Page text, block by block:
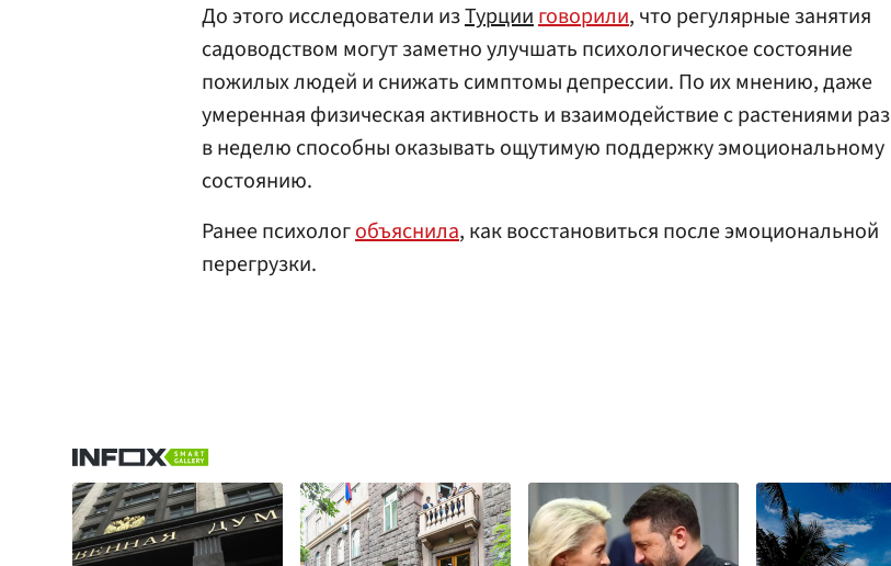
До этого исследователи изТурцииговорили, что регулярные занятия
садоводством могут заметно улучшать психологическое состояние
пожилых людей и снижать симптомы депрессии. По их мнению, даже
умеренная физическая активность и взаимодействие с растениями раз
в неделю способны оказывать ощутимую поддержку эмоциональному
состоянию.
Ранее психологобъяснила, как восстановиться после эмоциональной
перегрузки.